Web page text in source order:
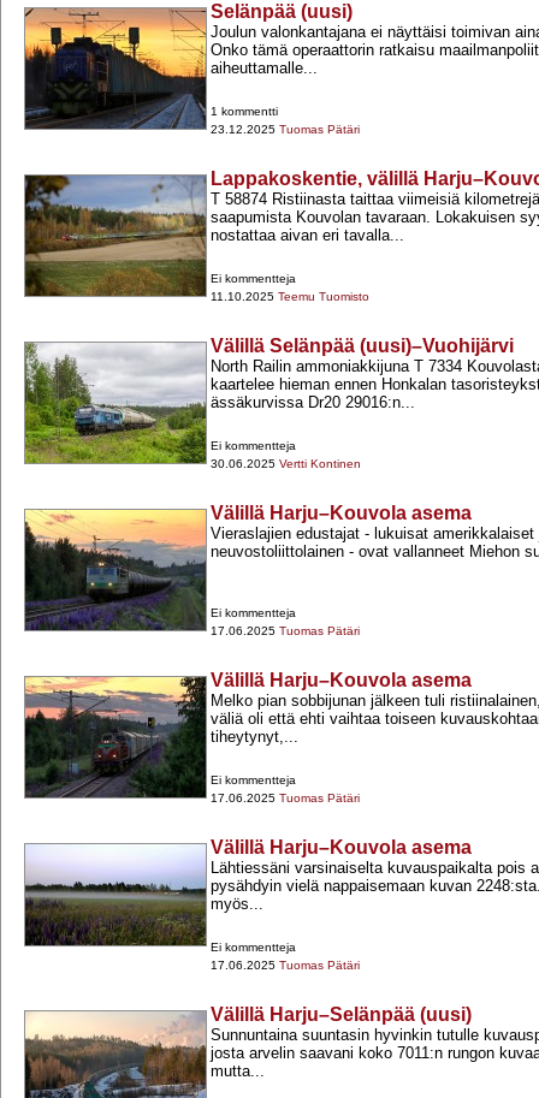
Selänpää (uusi)
Joulun valonkantajana ei näyttäisi toimivan
Onko tämä operaattorin ratkaisu
aiheuttamalle...
1 kommentti
23.12.2025 Tuomas Pätäri
Lappakoskentie, välillä
T 58874 Ristiinasta taittaa viimeisiä
saapumista Kouvolan tavaraan. Lokakuisen
nostattaa aivan eri tavalla...
Ei kommentteja
11.10.2025 Teemu Tuomisto
Välillä Selänpää (uusi)–Vuohijärvi
North Railin ammoniakkijuna T 7334
kaartelee hieman ennen Honkalan
ässäkurvissa Dr20 29016:n...
Ei kommentteja
30.06.2025 Vertti Kontinen
Välillä Harju–Kouvola asema
Vieraslajien edustajat -​ lukuisat
neuvostoliittolainen -​ ovat vallanneet Miehon
Ei kommentteja
17.06.2025 Tuomas Pätäri
Välillä Harju–Kouvola asema
Melko pian sobbijunan jälkeen tuli
väliä oli että ehti vaihtaa toiseen
tiheytynyt,...
Ei kommentteja
17.06.2025 Tuomas Pätäri
Välillä Harju–Kouvola asema
Lähtiessäni varsinaiselta kuvauspaikalta pois
pysähdyin vielä nappaisemaan kuvan
myös...
Ei kommentteja
17.06.2025 Tuomas Pätäri
Välillä Harju–Selänpää (uusi)
Sunnuntaina suuntasin hyvinkin tutulle
josta arvelin saavani koko 7011:n rungon
mutta...